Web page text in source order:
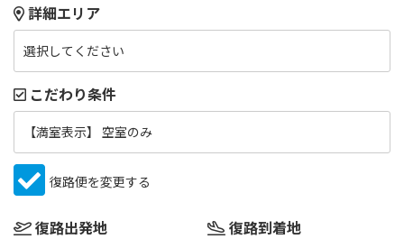
詳細エリア
選択してください
こだわり条件
【満室表示】 空室のみ
復路便を変更する
復路出発地 復路到着地